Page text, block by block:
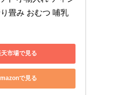
畳み おむつ 哺乳
市場で見る
で見る